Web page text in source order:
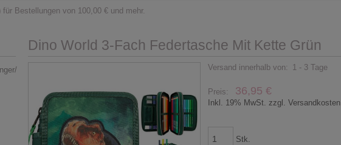
Bestellungen von 100,00 € und mehr.
Dino World 3-Fach Federtasche Mit Kette Grün
Versand innerhalb von: 1 - 3 Tage
Preis: 36,95 €
Inkl. 19% MwSt. zzgl. Versandkosten
Stk.